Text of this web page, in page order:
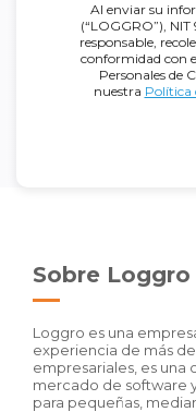
Al enviar su
(“LOGGRO”), NIT
responsable,
conformidad con
Personales de
nuestra Política
Sobre Loggro
Loggro es una
experiencia de más
empresariales, es una
mercado de software
para pequeñas,